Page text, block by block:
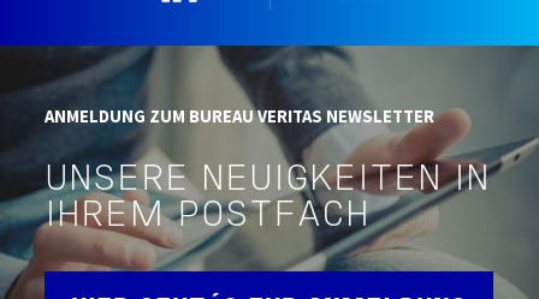
ANMELDUNG ZUM BUREAU VERITAS NEWSLETTER
UNSERE NEUIGKEITEN IN
IHREM POSTFACH